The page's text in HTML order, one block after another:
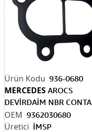
936-0680
9362030680
MERCEDES AROCS
DEVİRDAİM NBR CONTA
9362030680
İMSP